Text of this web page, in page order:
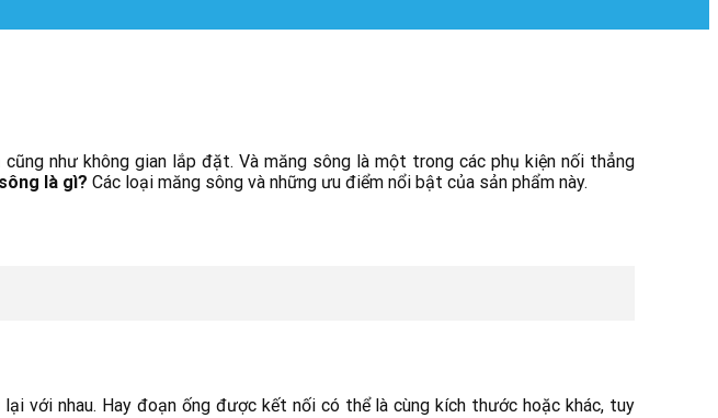
như không gian lắp đặt. Và măng sông là một trong các phụ kiện nối thẳng
là gì? Các loại măng sông và những ưu điểm nổi bật của sản phẩm này.
với nhau. Hay đoạn ống được kết nối có thể là cùng kích thước hoặc khác, tuy